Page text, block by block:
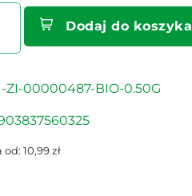
Dodaj do koszyka
ZI-00000487-BIO-0.50G
10,99 zł